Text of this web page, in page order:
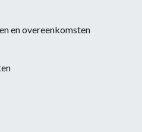
en overeenkomsten